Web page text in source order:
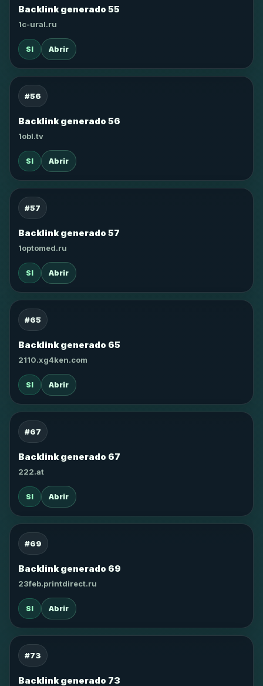
Backlink generado 55
1c-ural.ru
SI Abrir
#56
Backlink generado 56
1obl.tv
SI Abrir
#57
Backlink generado 57
1optomed.ru
SI Abrir
#65
Backlink generado 65
2110.xg4ken.com
SI Abrir
#67
Backlink generado 67
222.at
SI Abrir
#69
Backlink generado 69
23feb.printdirect.ru
SI Abrir
#73
Backlink generado 73